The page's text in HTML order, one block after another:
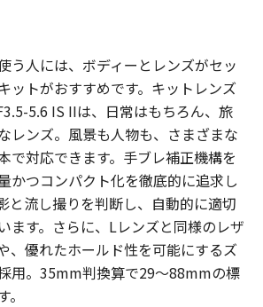
う人には、ボディーとレンズがセッ
ットがおすすめです。キットレンズ
5.6 IS IIは、日常はもちろん、旅
レンズ。風景も人物も、さまざまな
で対応できます。手ブレ補正機構を
かつコンパクト化を徹底的に追求し
と流し撮りを判断し、自動的に適切
ます。さらに、Lレンズと同様のレザ
、優れたホールド性を可能にするズ
用。35mm判換算で29～88mmの標